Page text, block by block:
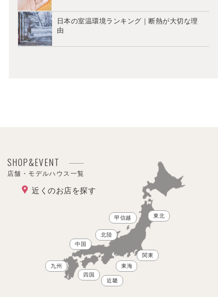
日本の室温環境ランキング｜断熱が大切な理
由
SHOP&EVENT
店舗・モデルハウス一覧
近くのお店を探す
東北
甲信越
北陸
関東
東海
近畿
中国
四国
九州